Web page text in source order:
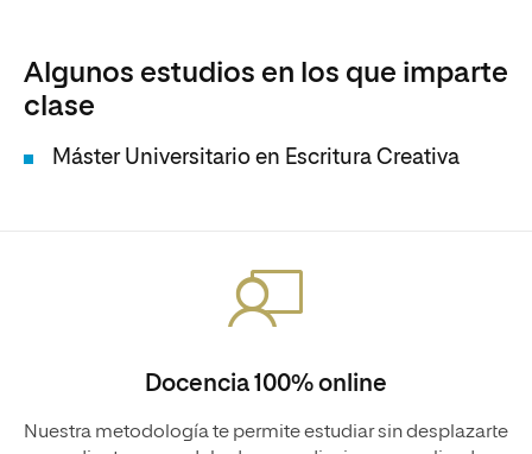
Algunos estudios en los que imparte
clase
Máster Universitario en Escritura Creativa
Docencia 100% online
Nuestra metodología te permite estudiar sin desplazarte